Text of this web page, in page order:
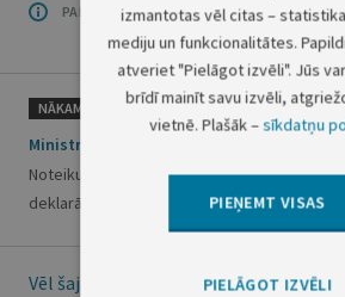
PAR OFICIĀLO IZDEVUMU
NĀKAMAIS
Ministru kabineta noteikumi Nr.981
Noteikumi par uzņēmumu ienākuma
deklarāciju un avansa maksājumu aprēķinu
Vēl šajā numurā
izmantotas vēl citas –
mediju un funkcionalitātes.
atveriet "Pielāgot izvēli". Jūs
brīdī mainīt savu izvēli,
vietnē. Plašāk –sīkdatņu
PIEŅEMT VISAS
PIELĀGOT IZVĒLI